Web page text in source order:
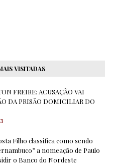
VISITADAS
FREIRE: ACUSAÇÃO VAI
DA PRISÃO DOMICILIAR DO
Filho classifica como sendo
a nomeação de Paulo
o Banco do Nordeste